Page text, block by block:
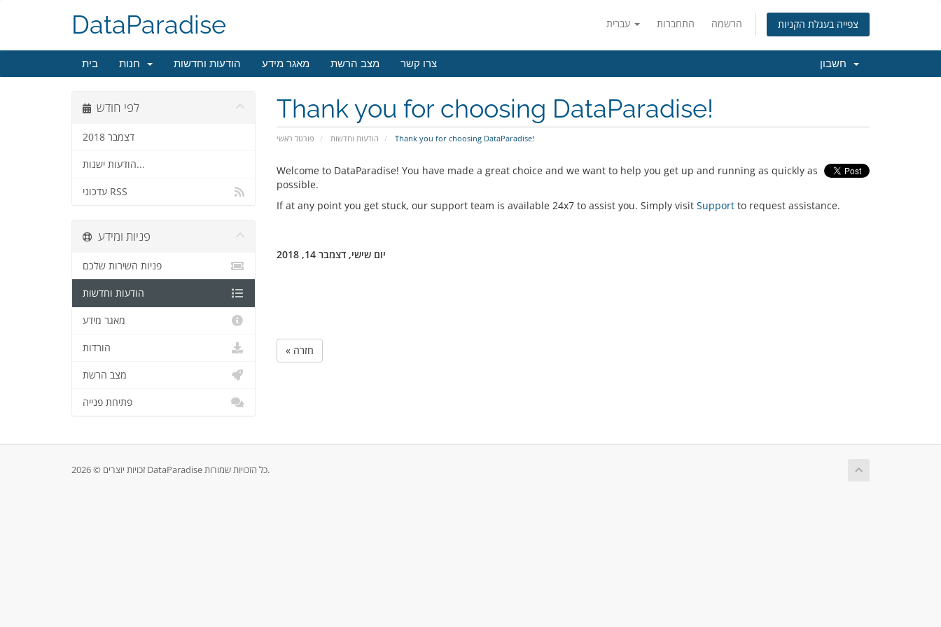
התחברות הרשמה צפייה בעגלת הקניות DataParadise
בית הודעות וחדשות מאגר מידע מצב הרשת צרו קשר
Thank you for choosing DataParadise!
פורטל ראשי הודעות וחדשות Thank you for choosing DataParadise!
לפי חודש
דצמבר 2018
הודעות ישנות...
עדכוני RSS
Welcome to DataParadise! You have made a great choice and we want to help you get up and running as quickly as
possible.
If at any point you get stuck, our support team is available 24x7 to assist you. Simply visit Supportto request assistance.
יום שישי, דצמבר 14, 2018
« חזרה
פניות ומידע
פניות השירות שלכם
הודעות וחדשות
מאגר מידע
הורדות
מצב הרשת
פתיחת פנייה
זכויות יוצרים © 2026 DataParadise כל הזכויות שמורות.